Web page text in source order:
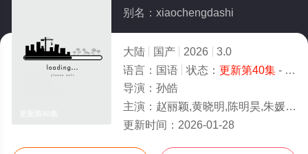
别名：xiaochengdashi
大陆 国产 2026
3.0
语言： 国语 状态： 更新第40集- 免费在线观看
导演： 孙皓
主演： 赵丽颖,黄晓明,陈明昊,朱媛媛,秦俊杰,耿乐,余皑磊,张国强,刘威葳,李九霄,张维伊,王伊瑶,董可飞,朱超艺,陈昊明,刘巴特尔,陈法蓉,
更新时间： 2026-01-28